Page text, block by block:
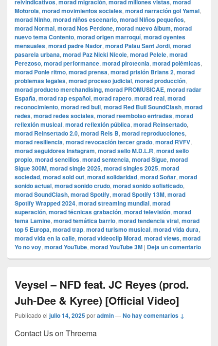
reivindicativos, morad migración, morad millones vistas, morad
Motorola, morad movimientos sociales, morad narración gol Yamal,
morad Ninho, morad niños escenario, morad Niños pequeños,
morad Normal, morad Nos Perdone, morad nuevo álbum, morad
nuevo tema Contento, morad origen marroquí, morad oyentes
mensuales, morad padre Nador, morad Palau Sant Jordi, morad
pasarela urbana, morad Paz Nicki Nicole, morad Pelele, morad
Perezoso, morad performance, morad pirotecnia, morad polémicas,
morad Ponle ritmo, morad prensa, morad prisión Brians 2, morad
problemas legales, morad proceso judicial, morad producción,
morad producto merchandising, morad PROMUSICAE, morad radar
España, morad rap español, morad rapero, morad real, morad
reconocimiento, morad red bull, morad Red Bull SoundClash, morad
redes, morad redes sociales, morad reembolso entradas, morad
reflexión musical, morad reflexión pública, morad Reinsertado,
morad Reinsertado 2.0, morad Rels B, morad reproducciones,
morad resiliencia, morad revocación tercer grado, morad RVFV,
morad seguidores Instagram, morad sello M.D.L.R, morad sello
propio, morad sencillos, morad sentencia, morad Sigue, morad
Sigue 300M, morad single 2025, morad singles 2025, morad
sociedad, morad sold out, morad solidaridad, morad Soñar, morad
sonido actual, morad sonido crudo, morad sonido sofisticado,
morad SoundClash, morad Spotify, morad Spotify 13M, morad
Spotify Wrapped 2024, morad streaming mundial, morad
superación, morad técnicas grabación, morad televisión, morad
tema Lamine, morad temática barrio, morad tendencia viral, morad
top 5 Europa, morad trap, morad turismo musical, morad vida dura,
morad vida en la calle, morad videocli‏p Morad, morad views, morad
Yo no voy, morad YouTube, morad YouTube 3M | Deja un comentario
Veysel – NFD feat. JC Reyes (prod.
Juh-Dee & Kyree) [Official Video]
Publicado el julio 14, 2025poradmin—No hay comentarios ↓
Contact Us on Threema